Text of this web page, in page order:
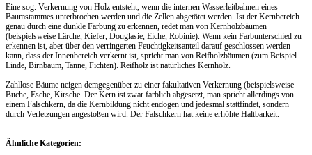
Eine sog. Verkernung von Holz entsteht, wenn die internen Wasserleitbahnen eines
Baumstammes unterbrochen werden und die Zellen abgetötet werden. Ist der Kernbereich
genau durch eine dunkle Färbung zu erkennen, redet man von Kernholzbäumen
(beispielsweise Lärche, Kiefer, Douglasie, Eiche, Robinie). Wenn kein Farbunterschied zu
erkennen ist, aber über den verringerten Feuchtigkeitsanteil darauf geschlossen werden
kann, dass der Innenbereich verkernt ist, spricht man von Reifholzbäumen (zum Beispiel
Linde, Birnbaum, Tanne, Fichten). Reifholz ist natürliches Kernholz.
Zahllose Bäume neigen demgegenüber zu einer fakultativen Verkernung (beispielsweise
Buche, Esche, Kirsche. Der Kern ist zwar farblich abgesetzt, man spricht allerdings von
einem Falschkern, da die Kernbildung nicht endogen und jedesmal stattfindet, sondern
durch Verletzungen angestoßen wird. Der Falschkern hat keine erhöhte Haltbarkeit.
Ähnliche Kategorien: